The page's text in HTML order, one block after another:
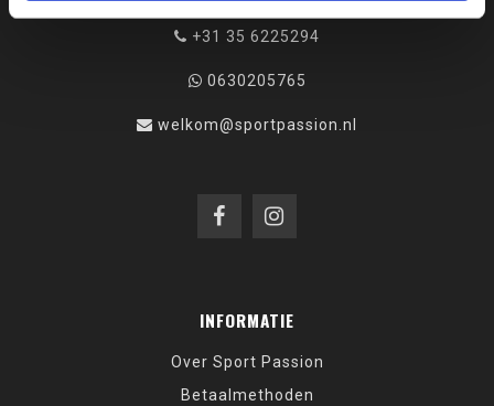
+31 35 6225294
0630205765
welkom@sportpassion.nl
INFORMATIE
Over Sport Passion
Betaalmethoden